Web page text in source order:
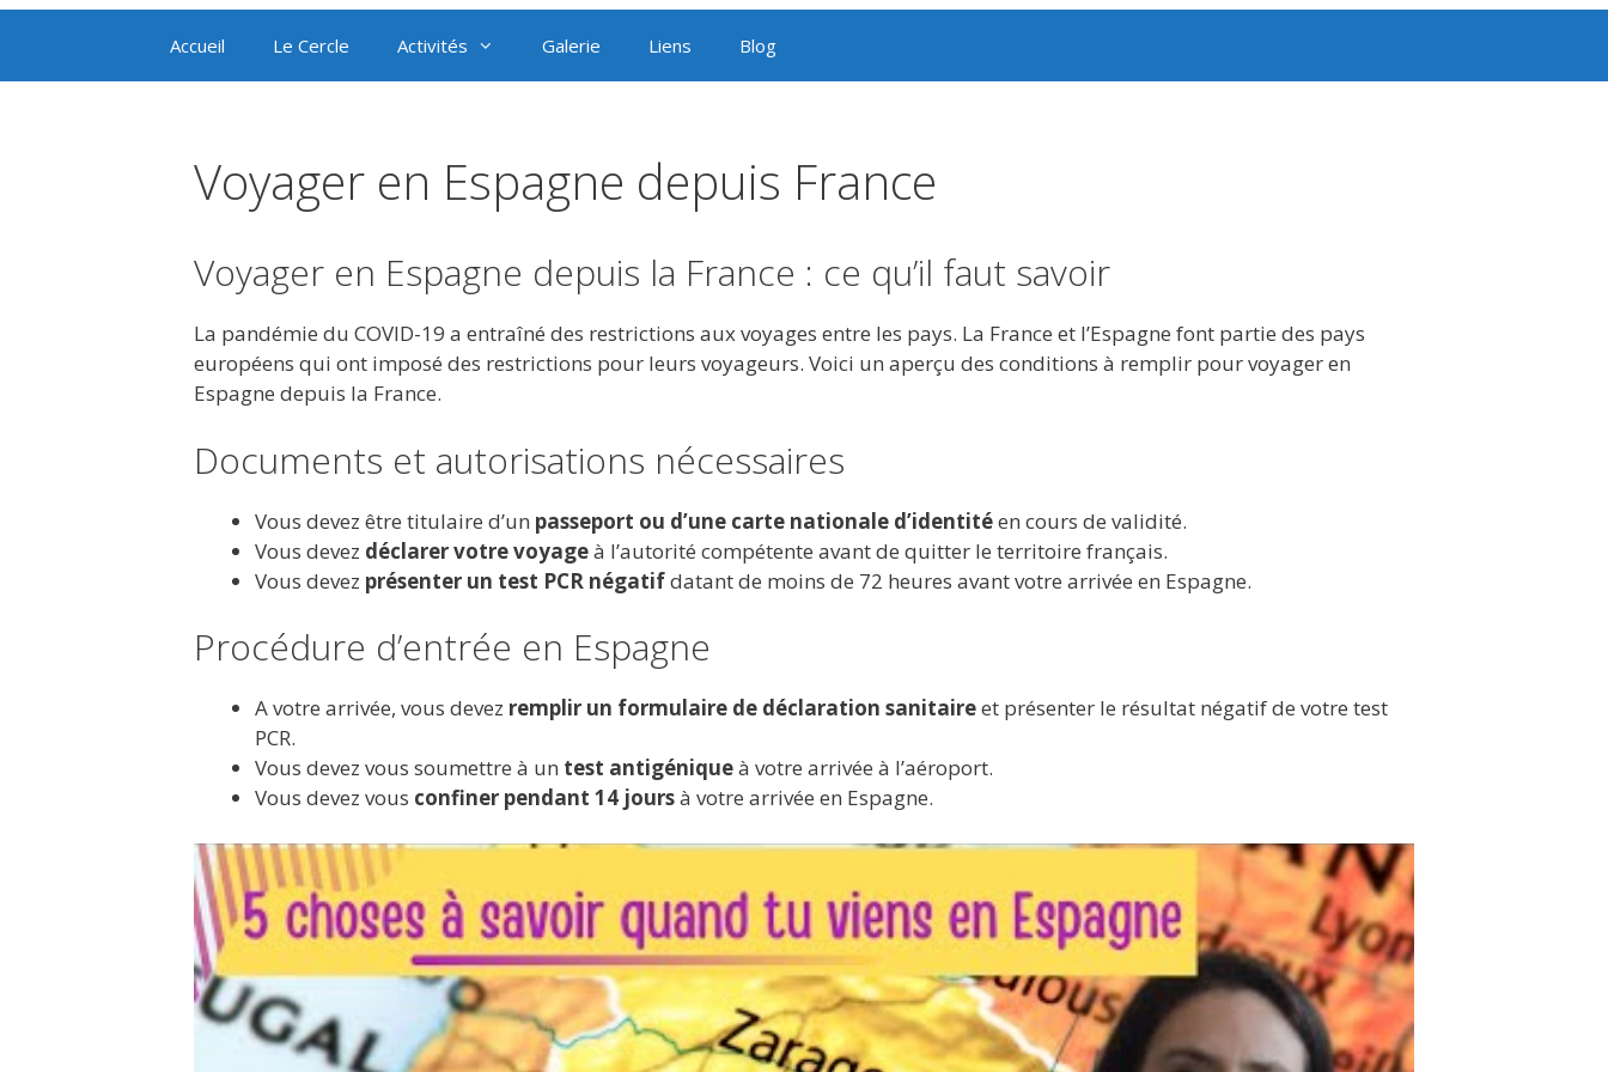
Accueil Le Cercle Activités Galerie Liens Blog
Voyager en Espagne depuis France
Voyager en Espagne depuis la France : ce qu’il faut savoir
La pandémie du COVID-19 a entraîné des restrictions aux voyages entre les pays. La France et l’Espagne font partie des pays
européens qui ont imposé des restrictions pour leurs voyageurs. Voici un aperçu des conditions à remplir pour voyager en
Espagne depuis la France.
Documents et autorisations nécessaires
Vous devez être titulaire d’un passeport ou d’une carte nationale d’identitéen cours de validité.
Vous devez déclarer votre voyageà l’autorité compétente avant de quitter le territoire français.
Vous devez présenter un test PCR négatifdatant de moins de 72 heures avant votre arrivée en Espagne.
Procédure d’entrée en Espagne
A votre arrivée, vous devez remplir un formulaire de déclaration sanitaireet présenter le résultat négatif de votre test
PCR.
Vous devez vous soumettre à un test antigéniqueà votre arrivée à l’aéroport.
Vous devez vous confiner pendant 14 joursà votre arrivée en Espagne.